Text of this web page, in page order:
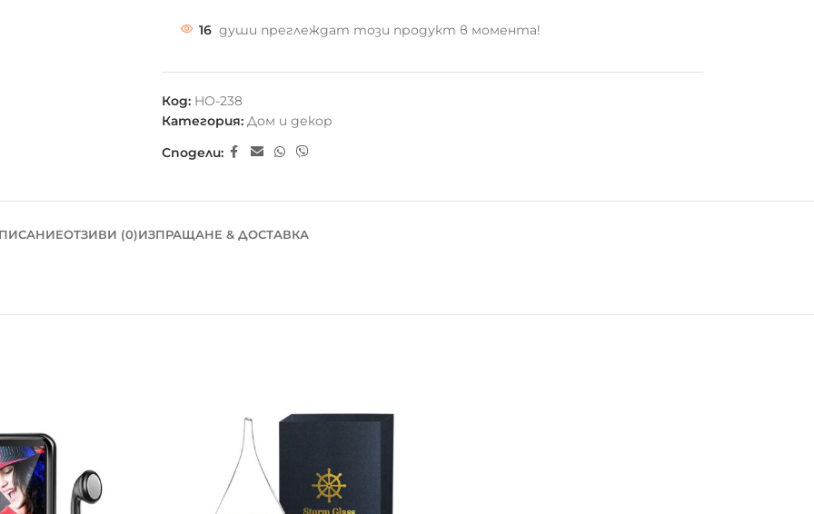
16 души преглеждат този продукт в момента!
Код: HO-238
Категория: Дом и декор
Сподели:
ОТЗИВИ (0)ИЗПРАЩАНЕ & ДОСТАВКА